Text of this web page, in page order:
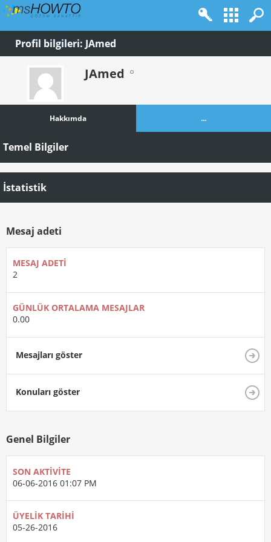
Profil bilgileri: JAmed
JAmed
Hakkımda ...
Temel Bilgiler
İstatistik
Mesaj adeti
MESAJ ADETI
2
GÜNLÜK ORTALAMA MESAJLAR
0.00
Mesajları göster
Konuları göster
Genel Bilgiler
SON AKTIVITE
06-06-2016 01:07 PM
ÜYELIK TARIHI
05-26-2016